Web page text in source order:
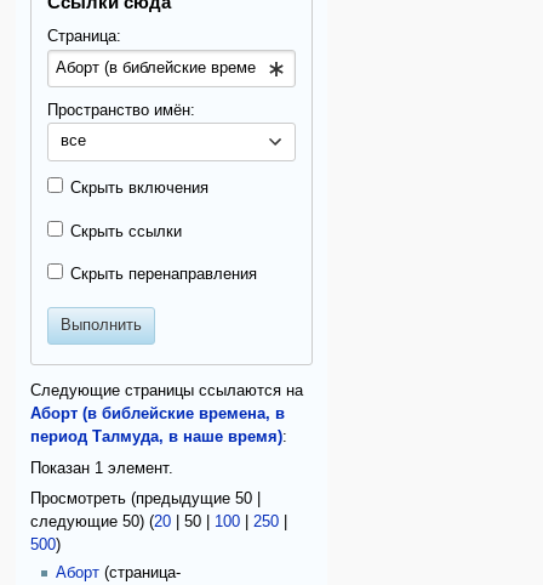
Страница:
Пространство имён:
все
Скрыть включения
Скрыть ссылки
Скрыть перенаправления
Выполнить
Следующие страницы ссылаются на
Аборт (в библейские времена, в
период Талмуда, в наше время):
Показан 1 элемент.
Просмотреть (предыдущие 50
следующие 50) (20 |50 100 |250
500)
Аборт(страница-